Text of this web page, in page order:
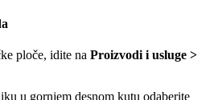
ploče, idite na Proizvodi i usluge >
u gornjem desnom kutu odaberite